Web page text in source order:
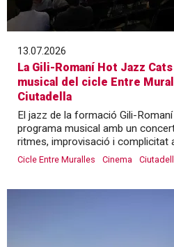
13.07.2026
La Gili-Romaní Hot Jazz
musical del cicle Entre
Ciutadella
El jazz de la formació Gili-
programa musical amb un
ritmes, improvisació i complicitat
Cicle Entre Muralles Cinema